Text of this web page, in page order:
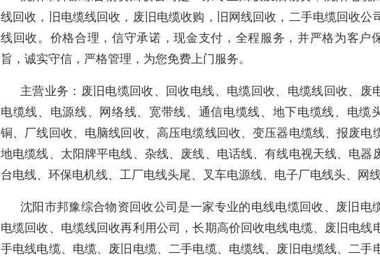
线回收，旧电缆线回收，废旧电缆收购，旧网线回收，二手电缆回收公
线回收。价格合理，信守承诺，现金支付，全程服务，并严格为客户
旨，诚实守信，严格管理，为您免费上门服务。
主营业务：废旧电缆回收、回收电线、电缆回收、电缆线回收、废
电缆线、电源线、网络线、宽带线、通信电缆线、地下电缆线、电缆
铜、厂线回收、电脑线回收、高压电缆线回收、变压器电缆线、报废电
地电缆线、太阳牌平电线、杂线、废线、电话线、有线电视天线、电器
台电线、环保电机线、工厂电线头尾、叉车电源线、电子厂电线头、网线
沈阳市邦豫综合物资回收公司是一家专业的电线电缆回收、废旧电
电缆回收、电缆线回收再利用公司，长期高价回收电线电缆、废旧电线
手电线电缆、电缆、废旧电缆、二手电缆、电缆线、废旧电缆线、二手